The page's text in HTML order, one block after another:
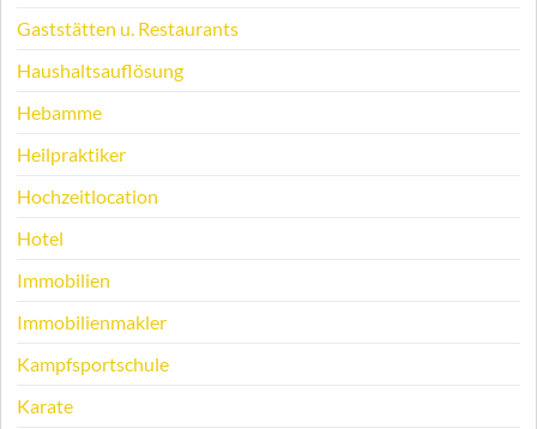
Gaststätten u. Restaurants
Haushaltsauflösung
Hebamme
Heilpraktiker
Hochzeitlocation
Hotel
Immobilien
Immobilienmakler
Kampfsportschule
Karate